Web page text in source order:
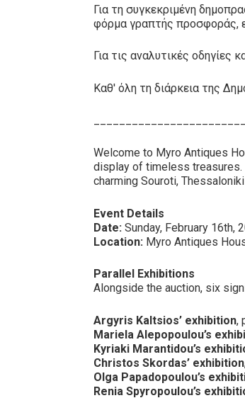
Για τη συγκεκριμένη
φόρμα γραπτής προσφοράς,
Για τις αναλυτικές
Καθ' όλη τη διάρκεια της
Welcome to Myro Antiques
display of timeless treasures.
charming Souroti,
Event Details
Date: Sunday, February 16th,
Location: Myro Antiques
Parallel Exhibitions
Alongside the auction, six
Argyris Kaltsios’ exhibition,
Mariela Alepopoulou’s
Kyriaki Marantidou’s
Christos Skordas’ exhibition
Olga Papadopoulou’s
Renia Spyropoulou’s